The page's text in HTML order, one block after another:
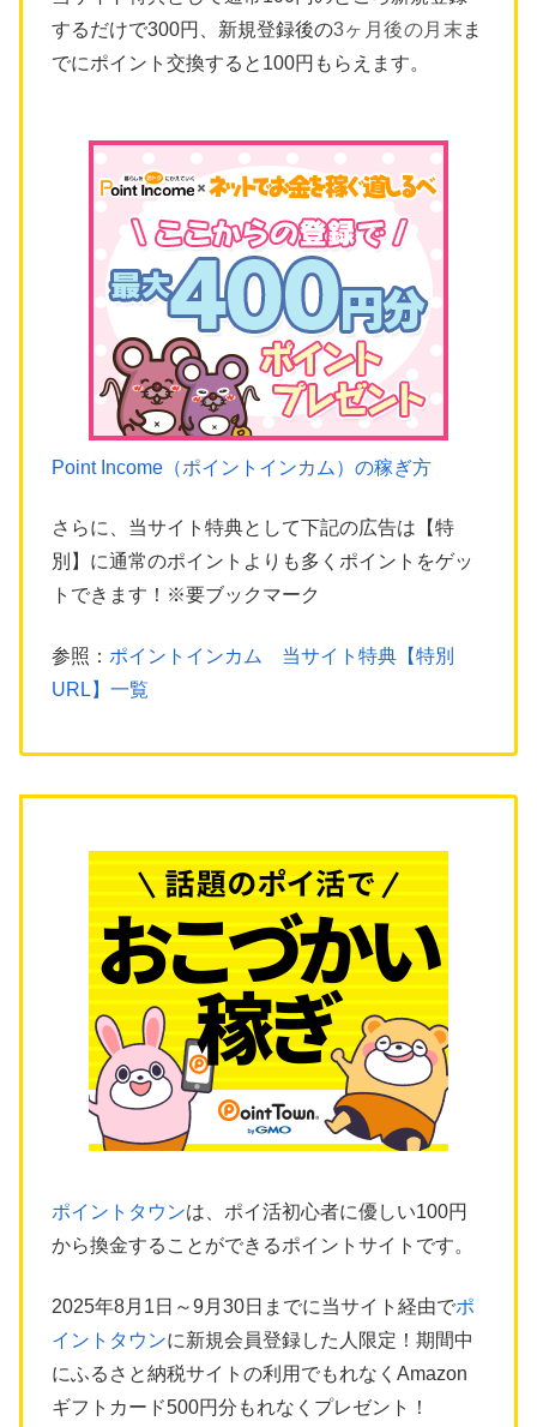
するだけで300円、新規登録後の3ヶ月後の月末 ま
でにポイント交換すると100円もらえます。
Point Income（ポイントインカム）の稼ぎ方
さらに、当サイト特典として下記の広告は【特
別】に通常のポイントよりも多くポイントをゲッ
トできます！※要ブックマーク
参照： ポイントインカム 当サイト特典【特別
URL】一覧
ポイントタウンは、ポイ活初心者に優しい100円
から換金することができるポイントサイトです。
2025年8月1日～9月30日までに当サイト経由でポ
イントタウンに新規会員登録した人限定！期間中
にふるさと納税サイトの利用でもれなくAmazon
ギフトカード500円分もれなくプレゼント！